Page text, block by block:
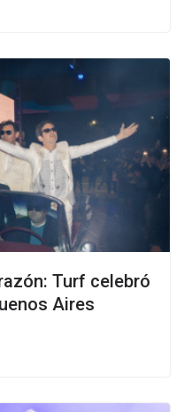
Turf celebró
Aires